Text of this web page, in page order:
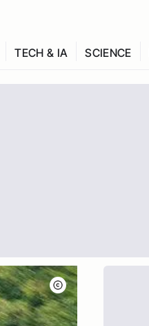
TECH & IA SCIENCE